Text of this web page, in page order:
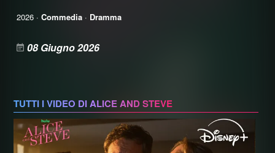
2026 · Commedia· Dramma
08 Giugno 2026
TUTTI I VIDEO DI ALICE AND STEVE